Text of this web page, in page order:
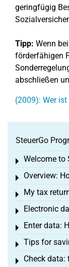
geringfügig
Tipp: Wenn
förderfähigen
abschließen
(2009): Wer
SteuerGo
Welcome to
Toggle menu
Overview:
Toggle menu
My tax
Toggle menu
Electronic
Toggle menu
Enter data:
Toggle menu
Tips for
Toggle menu
Check data:
Toggle menu